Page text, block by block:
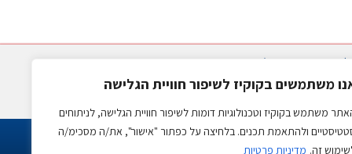
משתמשים בקוקיז לשיפור חוויית הגלישה
משתמש בקוקיז וטכנולוגיות דומות לשיפור חוויית הגלישה, לניתוחים
ולהתאמת תכנים. בלחיצה על כפתור "אישור", את/ה מסכימ/ה
זה. מדיניות פרטיות
|מדיניות משלוחים